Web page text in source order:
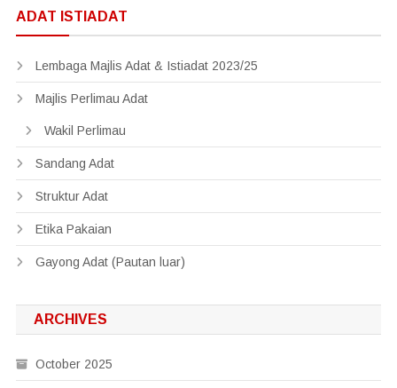
ADAT ISTIADAT
Lembaga Majlis Adat & Istiadat 2023/25
Majlis Perlimau Adat
Wakil Perlimau
Sandang Adat
Struktur Adat
Etika Pakaian
Gayong Adat (Pautan luar)
ARCHIVES
October 2025